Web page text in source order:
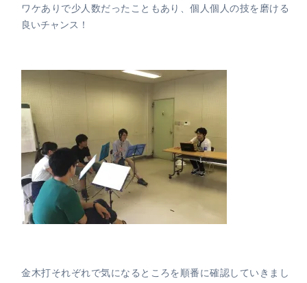
ワケありで少人数だったこともあり、個人個人の技を磨ける
良いチャンス！
金木打それぞれで気になるところを順番に確認していきまし